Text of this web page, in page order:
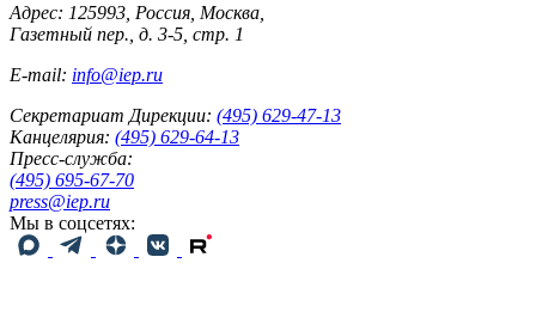
Адрес: 125993, Россия, Москва,
Газетный пер., д. 3-5, стр. 1
E-mail: info@iep.ru
Секретариат Дирекции: (495) 629-47-13
Канцелярия: (495) 629-64-13
Пресс-служба:
(495) 695-67-70
press@iep.ru
Мы в соцсетях: